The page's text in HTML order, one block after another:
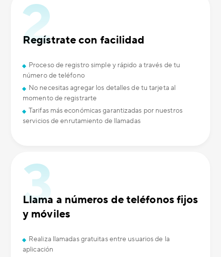
Regístrate con facilidad
Proceso de registro simple y rápido a través de tu
número de teléfono
No necesitas agregar los detalles de tu tarjeta al
momento de registrarte
Tarifas más económicas garantizadas por nuestros
servicios de enrutamiento de llamadas
Llama a números de teléfonos fijos
y móviles
Realiza llamadas gratuitas entre usuarios de la
aplicación